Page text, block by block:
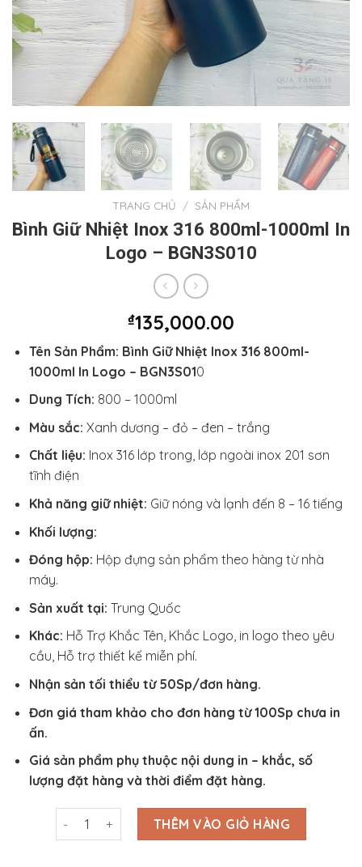
TRANG CHỦ / SẢN PHẨM
Bình Giữ Nhiệt Inox 316 800ml-1000ml In
Logo – BGN3S010
₫135,000.00
Tên Sản Phẩm: Bình Giữ Nhiệt Inox 316 800ml-
1000ml In Logo – BGN3S010
Dung Tích: 800 – 1000ml
Màu sắc: Xanh dương – đỏ – đen – trắng
Chất liệu: Inox 316 lớp trong, lớp ngoài inox 201 sơn
tĩnh điện
Khả năng giữ nhiệt: Giữ nóng và lạnh đến 8 – 16 tiếng
Khối lượng:
Đóng hộp: Hộp đựng sản phẩm theo hàng từ nhà
máy.
Sản xuất tại: Trung Quốc
Khác: Hỗ Trợ Khắc Tên, Khắc Logo, in logo theo yêu
cầu, Hỗ trợ thiết kế miễn phí.
Nhận sản tối thiểu từ 50Sp/đơn hàng.
Đơn giá tham khảo cho đơn hàng từ 100Sp chưa in
ấn.
Giá sản phẩm phụ thuộc nội dung in – khắc, số
lượng đặt hàng và thời điểm đặt hàng.
Bình Giữ Nhiệt Inox 316 800ml-1000ml In Logo -
THÊM VÀO GIỎ HÀNG